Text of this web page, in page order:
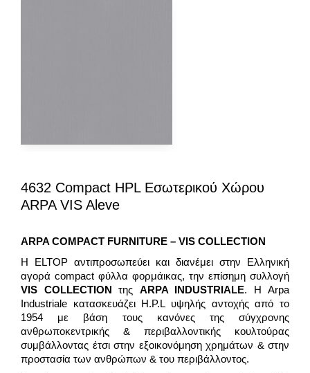
4632 Compact HPL Εσωτερικού Χώρου
ARPA VIS Aleve
ARPA COMPACT FURNITURE – VIS COLLECTION
H ELTOP αντιπροσωπεύει και διανέμει στην Ελληνική
αγορά compact φύλλα φορμάικας, την επίσημη συλλογή
VIS COLLECTION της ARPA INDUSTRIALE. Η Arpa
Industriale κατασκευάζει H.P.L υψηλής αντοχής από το
1954 με βάση τους κανόνες της σύγχρονης
ανθρωποκεντρικής & περιβαλλοντικής κουλτούρας
συμβάλλοντας έτσι στην εξοικονόμηση χρημάτων & στην
προστασία των ανθρώπων & του περιβάλλοντος.